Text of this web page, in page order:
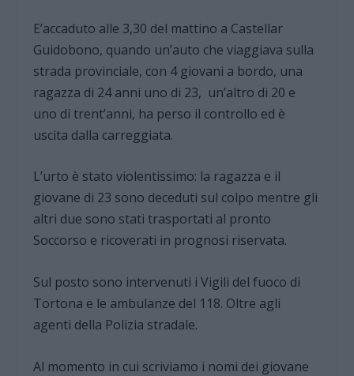
E’accaduto alle 3,30 del mattino a Castellar
Guidobono, quando un’auto che viaggiava sulla
strada provinciale, con 4 giovani a bordo, una
ragazza di 24 anni uno di 23, un’altro di 20 e
uno di trent’anni, ha perso il controllo ed è
uscita dalla carreggiata.
L’urto è stato violentissimo: la ragazza e il
giovane di 23 sono deceduti sul colpo mentre gli
altri due sono stati trasportati al pronto
Soccorso e ricoverati in prognosi riservata.
Sul posto sono intervenuti i Vigili del fuoco di
Tortona e le ambulanze del 118. Oltre agli
agenti della Polizia stradale.
Al momento in cui scriviamo i nomi dei giovane